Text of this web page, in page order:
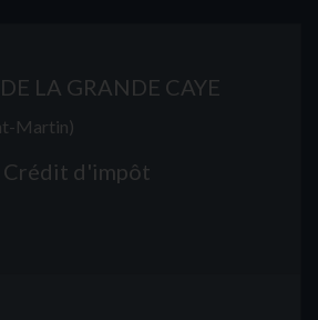
LA GRANDE CAYE
Martin)
Crédit d'impôt